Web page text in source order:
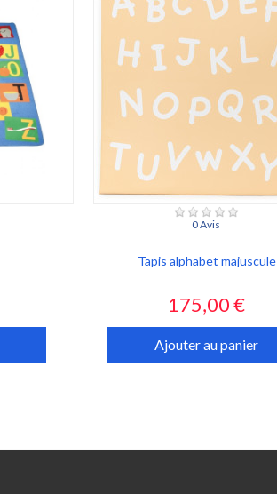
0 Avis
Tapis alphabet majuscule
Prix
175,00 €
Ajouter au panier